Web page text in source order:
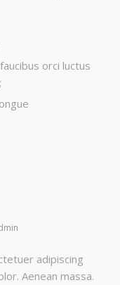
orci luctus
adipiscing
Aenean massa.